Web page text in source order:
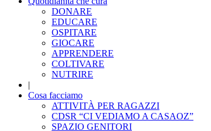
DONARE
EDUCARE
OSPITARE
GIOCARE
APPRENDERE
COLTIVARE
NUTRIRE
|
Cosa facciamo
ATTIVITÀ PER RAGAZZI
CDSR “CI VEDIAMO A CASAOZ”
SPAZIO GENITORI